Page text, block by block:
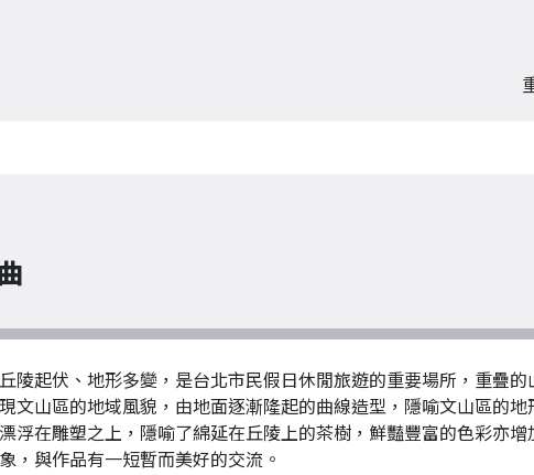
陵起伏、地形多變，是台北市民假日休閒旅遊的重要場所，重疊
文山區的地域風貌，由地面逐漸隆起的曲線造型，隱喻文山區的
浮在雕塑之上，隱喻了綿延在丘陵上的茶樹，鮮豔豐富的色彩亦
，與作品有一短暫而美好的交流。